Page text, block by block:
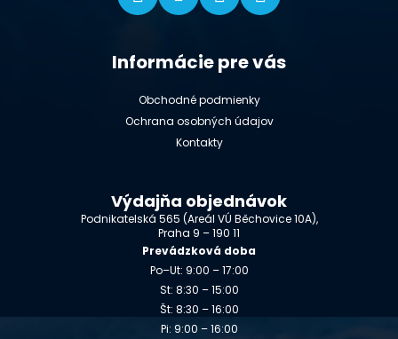
Informácie pre vás
Obchodné podmienky
Ochrana osobných údajov
Kontakty
Výdajňa objednávok
Podnikatelská 565 (Areál VÚ Běchovice 10A),
Praha 9 – 190 11
Prevádzková doba
Po–Ut: 9:00 – 17:00
St: 8:30 – 15:00
Št: 8:30 – 16:00
Pi: 9:00 – 16:00